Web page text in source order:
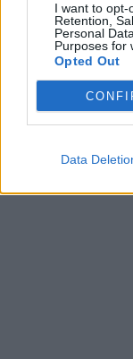
I want to opt-
Retention,
Personal
Purposes for
Opted Out
Data